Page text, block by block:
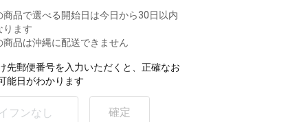
商品で選べる開始日は今日から30日以内
ります
商品は沖縄に配送できません
先郵便番号を入力いただくと、正確なお
能日がわかります
確定